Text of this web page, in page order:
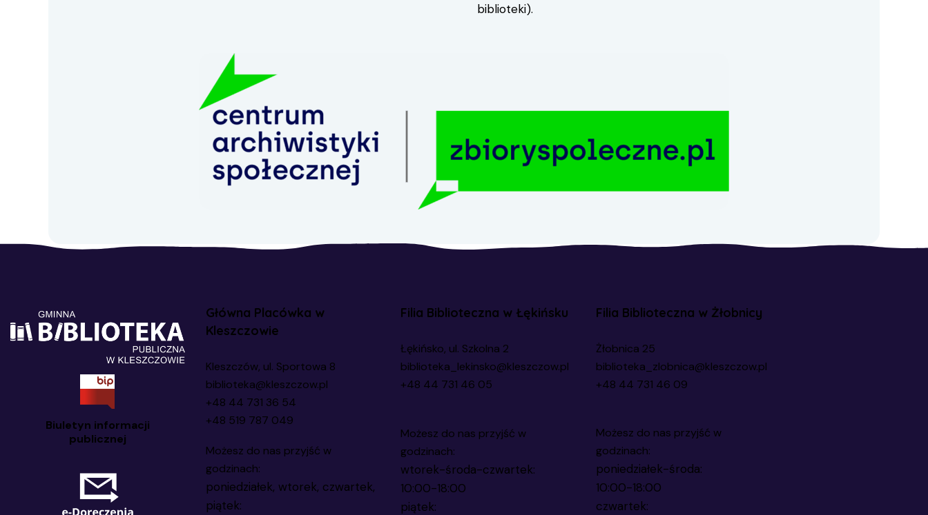
biblioteki).
Biuletyn informacji
publicznej
Główna Placówka w
Kleszczowie
Kleszczów, ul. Sportowa 8
biblioteka@kleszczow.pl
+48 44 731 36 54
+48 519 787 049
Możesz do nas przyjść w
godzinach:
poniedziałek, wtorek, czwartek,
piątek:
Filia Biblioteczna w Łękińsku
Łękińsko, ul. Szkolna 2
biblioteka_lekinsko@kleszczow.pl
+48 44 731 46 05
Możesz do nas przyjść w
godzinach:
wtorek-środa-czwartek:
10:00-18:00
piątek:
Filia Biblioteczna w Żłobnicy
Żłobnica 25
biblioteka_zlobnica@kleszczow.pl
+48 44 731 46 09
Możesz do nas przyjść w
godzinach:
poniedziałek-środa:
10:00-18:00
czwartek: